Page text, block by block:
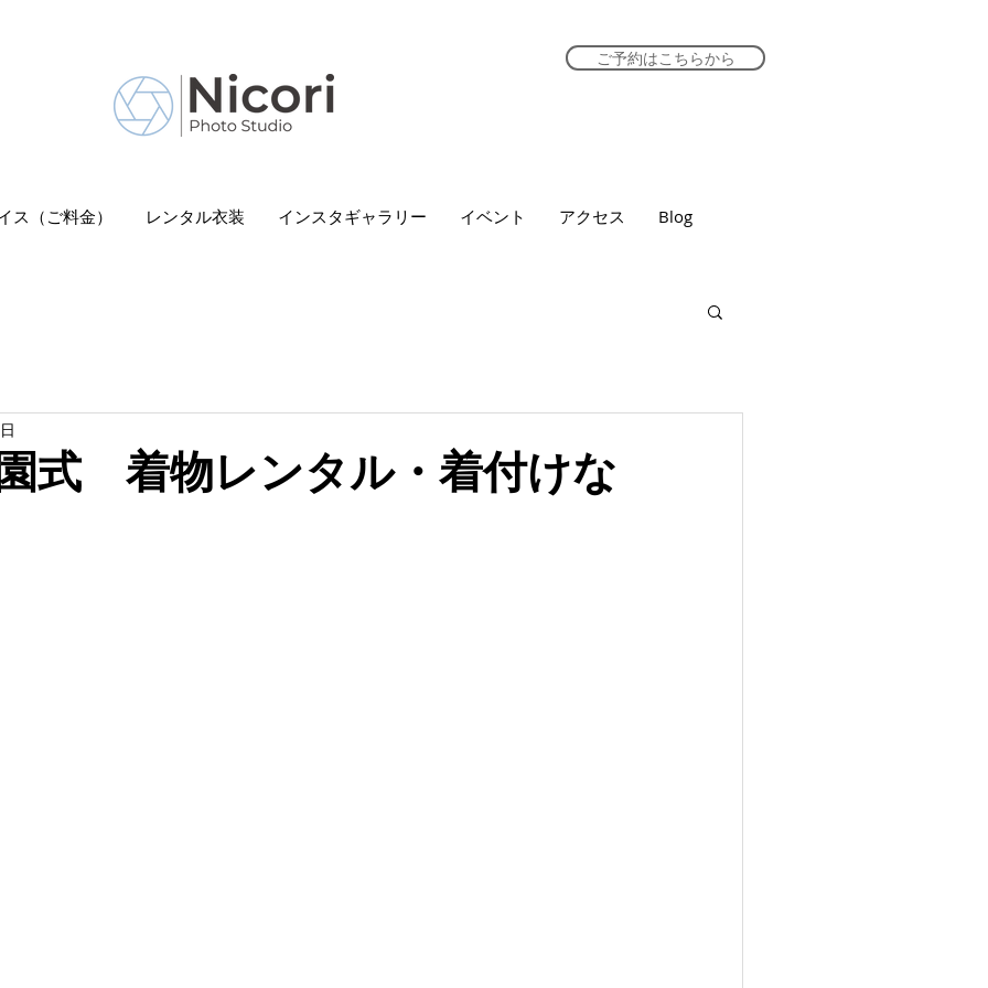
ご予約はこちらから
ス（ご料金） レンタル衣装 インスタギャラリー イベント アクセス Blog
式 着物レンタル・着付けな